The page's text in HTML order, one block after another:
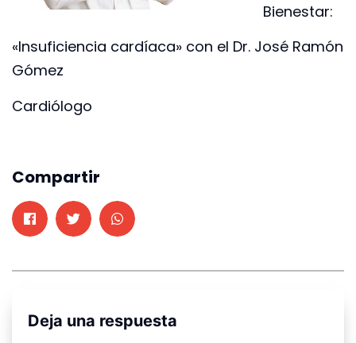
Bienestar:
«Insuficiencia cardíaca» con el Dr. José Ramón
Gómez
Cardiólogo
Compartir
Deja una respuesta